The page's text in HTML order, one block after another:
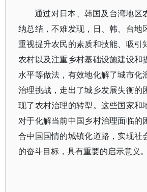
通过对日本、韩国及台湾地区
纳总结，不难发现，日、韩、台地
重视提升农民的素质和技能、吸引
农村以及注重乡村基础设施建设和
水平等做法，有效地化解了城市化
治理挑战，走出了城乡发展失衡的
现了农村治理的转型。这些国家和
对于化解当前中国乡村治理面临的
合中国国情的城镇化道路，实现社
的奋斗目标，具有重要的启示意义。